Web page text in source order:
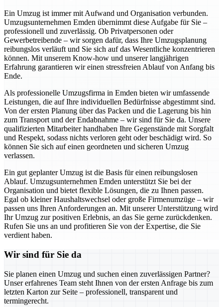
Ein Umzug ist immer mit Aufwand und Organisation verbunden.
Umzugsunternehmen Emden übernimmt diese Aufgabe für Sie –
professionell und zuverlässig. Ob Privatpersonen oder
Gewerbetreibende – wir sorgen dafür, dass Ihre Umzugsplanung
reibungslos verläuft und Sie sich auf das Wesentliche konzentrieren
können. Mit unserem Know-how und unserer langjährigen
Erfahrung garantieren wir einen stressfreien Ablauf von Anfang bis
Ende.
Als professionelle Umzugsfirma in Emden bieten wir umfassende
Leistungen, die auf Ihre individuellen Bedürfnisse abgestimmt sind.
Von der ersten Planung über das Packen und die Lagerung bis hin
zum Transport und der Endabnahme – wir sind für Sie da. Unsere
qualifizierten Mitarbeiter handhaben Ihre Gegenstände mit Sorgfalt
und Respekt, sodass nichts verloren geht oder beschädigt wird. So
können Sie sich auf einen geordneten und sicheren Umzug
verlassen.
Ein gut geplanter Umzug ist die Basis für einen reibungslosen
Ablauf. Umzugsunternehmen Emden unterstützt Sie bei der
Organisation und bietet flexible Lösungen, die zu Ihnen passen.
Egal ob kleiner Haushaltswechsel oder große Firmenumzüge – wir
passen uns Ihren Anforderungen an. Mit unserer Unterstützung wird
Ihr Umzug zur positiven Erlebnis, an das Sie gerne zurückdenken.
Rufen Sie uns an und profitieren Sie von der Expertise, die Sie
verdient haben.
Wir sind für Sie da
Sie planen einen Umzug und suchen einen zuverlässigen Partner?
Unser erfahrenes Team steht Ihnen von der ersten Anfrage bis zum
letzten Karton zur Seite – professionell, transparent und
termingerecht.